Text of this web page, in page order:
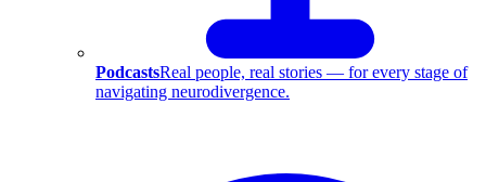
PodcastsReal people, real stories — for every stage of
navigating neurodivergence.